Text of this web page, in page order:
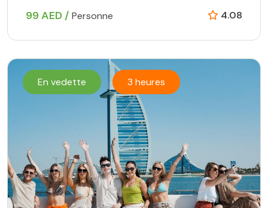
99 AED / Personne 4.08
En vedette 3 heures